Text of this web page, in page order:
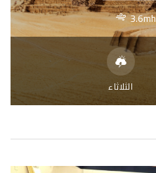
3.6mh
الثلاثاء